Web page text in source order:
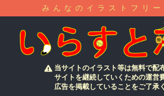
みんなのイラストフリー
当サイトのイラスト等は無料で配
サイトを継続していくための運営
広告を掲載していることをご了承